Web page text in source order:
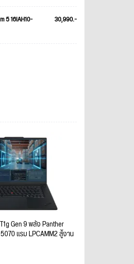
5 16IAH10-
30,990.-
Gen 9 พลัง Panther
แรม LPCAMM2 สู้งาน